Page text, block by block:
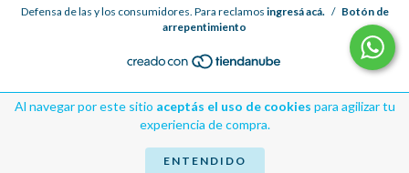
Al navegar por este sitio aceptás el uso de cookies para agilizar tu
experiencia de compra.
ENTENDIDO
Defensa de las y los consumidores. Para reclamos ingresá acá. / Botón de
arrepentimiento